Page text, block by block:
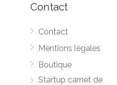
Contact
Contact
Mentions légales
Boutique
Startup carnet de